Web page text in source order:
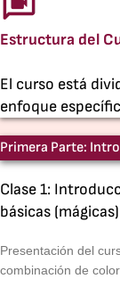
Estructura del
El curso está
enfoque
Primera Parte:
Clase 1:
básicas (mágicas)
Presentación del
combinación de